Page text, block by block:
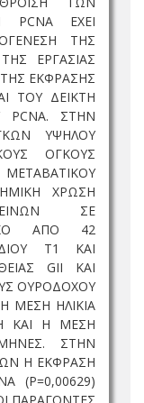
PCNA ΕΧΕΙ
ΤΗΣ
ΕΡΓΑΣΙΑΣ
ΕΚΦΡΑΣΗΣ
ΤΟΥ ΔΕΙΚΤΗ
PCNA. ΣΤΗΝ
ΥΨΗΛΟΥ
ΟΓΚΟΥΣ
ΧΡΩΣΗ
ΣΕ
ΑΠΟ 42
Τ1 ΚΑΙ
GII KAI
ΟΥΡΟΔΟΧΟΥ
ΜΕΣΗ ΗΛΙΚΙΑ
ΚΑΙ Η ΜΕΣΗ
ΣΤΗΝ
Η ΕΚΦΡΑΣΗ
(P=0,00629)